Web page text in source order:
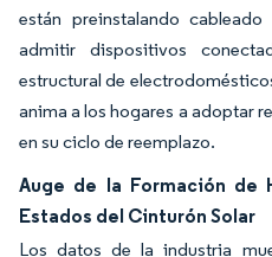
están preinstalando
admitir dispositivos
estructural de
anima a los hogares a adoptar
en su ciclo de reemplazo.
Auge de la Formación de
Estados del Cinturón Solar
Los datos de la industria